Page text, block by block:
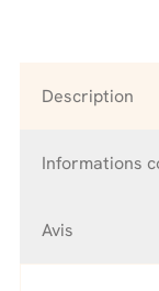
Vibrante
Description
Informations
Avis